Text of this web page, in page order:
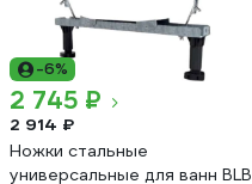
-6%
2 745 ₽
2 914 ₽
Ножки стальные
универсальные для ванн BLB